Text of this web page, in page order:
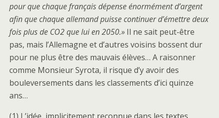
pour que chaque français dépense énormément d’argent
afin que chaque allemand puisse continuer d’émettre deux
fois plus de CO2 que lui en 2050.» Il ne sait peut-être
pas, mais l’Allemagne et d’autres voisins bossent dur
pour ne plus être des mauvais élèves… A raisonner
comme Monsieur Syrota, il risque d’y avoir des
bouleversements dans les classements d’ici quinze
ans…